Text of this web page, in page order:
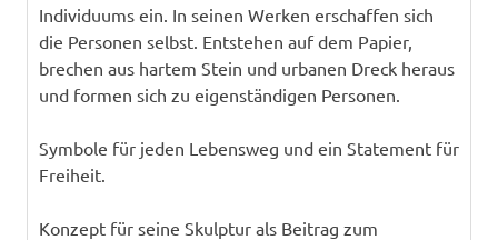
Individuums ein. In seinen Werken erschaffen sich
die Personen selbst. Entstehen auf dem Papier,
brechen aus hartem Stein und urbanen Dreck heraus
und formen sich zu eigenständigen Personen.
Symbole für jeden Lebensweg und ein Statement für
Freiheit.
Konzept für seine Skulptur als Beitrag zum